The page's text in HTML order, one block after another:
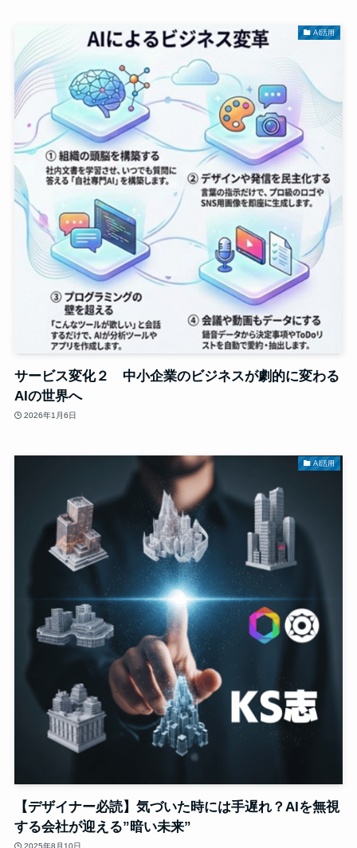
AI活用
サービス変化２ 中小企業のビジネスが劇的に変わる
AIの世界へ
2026年1月6日
AI活用
【デザイナー必読】気づいた時には手遅れ？AIを無視
する会社が迎える”暗い未来”
2025年8月10日